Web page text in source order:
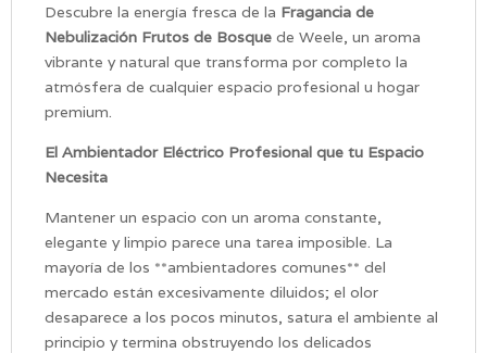
Descubre la energía fresca de la Fragancia de
Nebulización Frutos de Bosque de Weele, un aroma
vibrante y natural que transforma por completo la
atmósfera de cualquier espacio profesional u hogar
premium.
El Ambientador Eléctrico Profesional que tu Espacio
Necesita
Mantener un espacio con un aroma constante,
elegante y limpio parece una tarea imposible. La
mayoría de los **ambientadores comunes** del
mercado están excesivamente diluidos; el olor
desaparece a los pocos minutos, satura el ambiente al
principio y termina obstruyendo los delicados